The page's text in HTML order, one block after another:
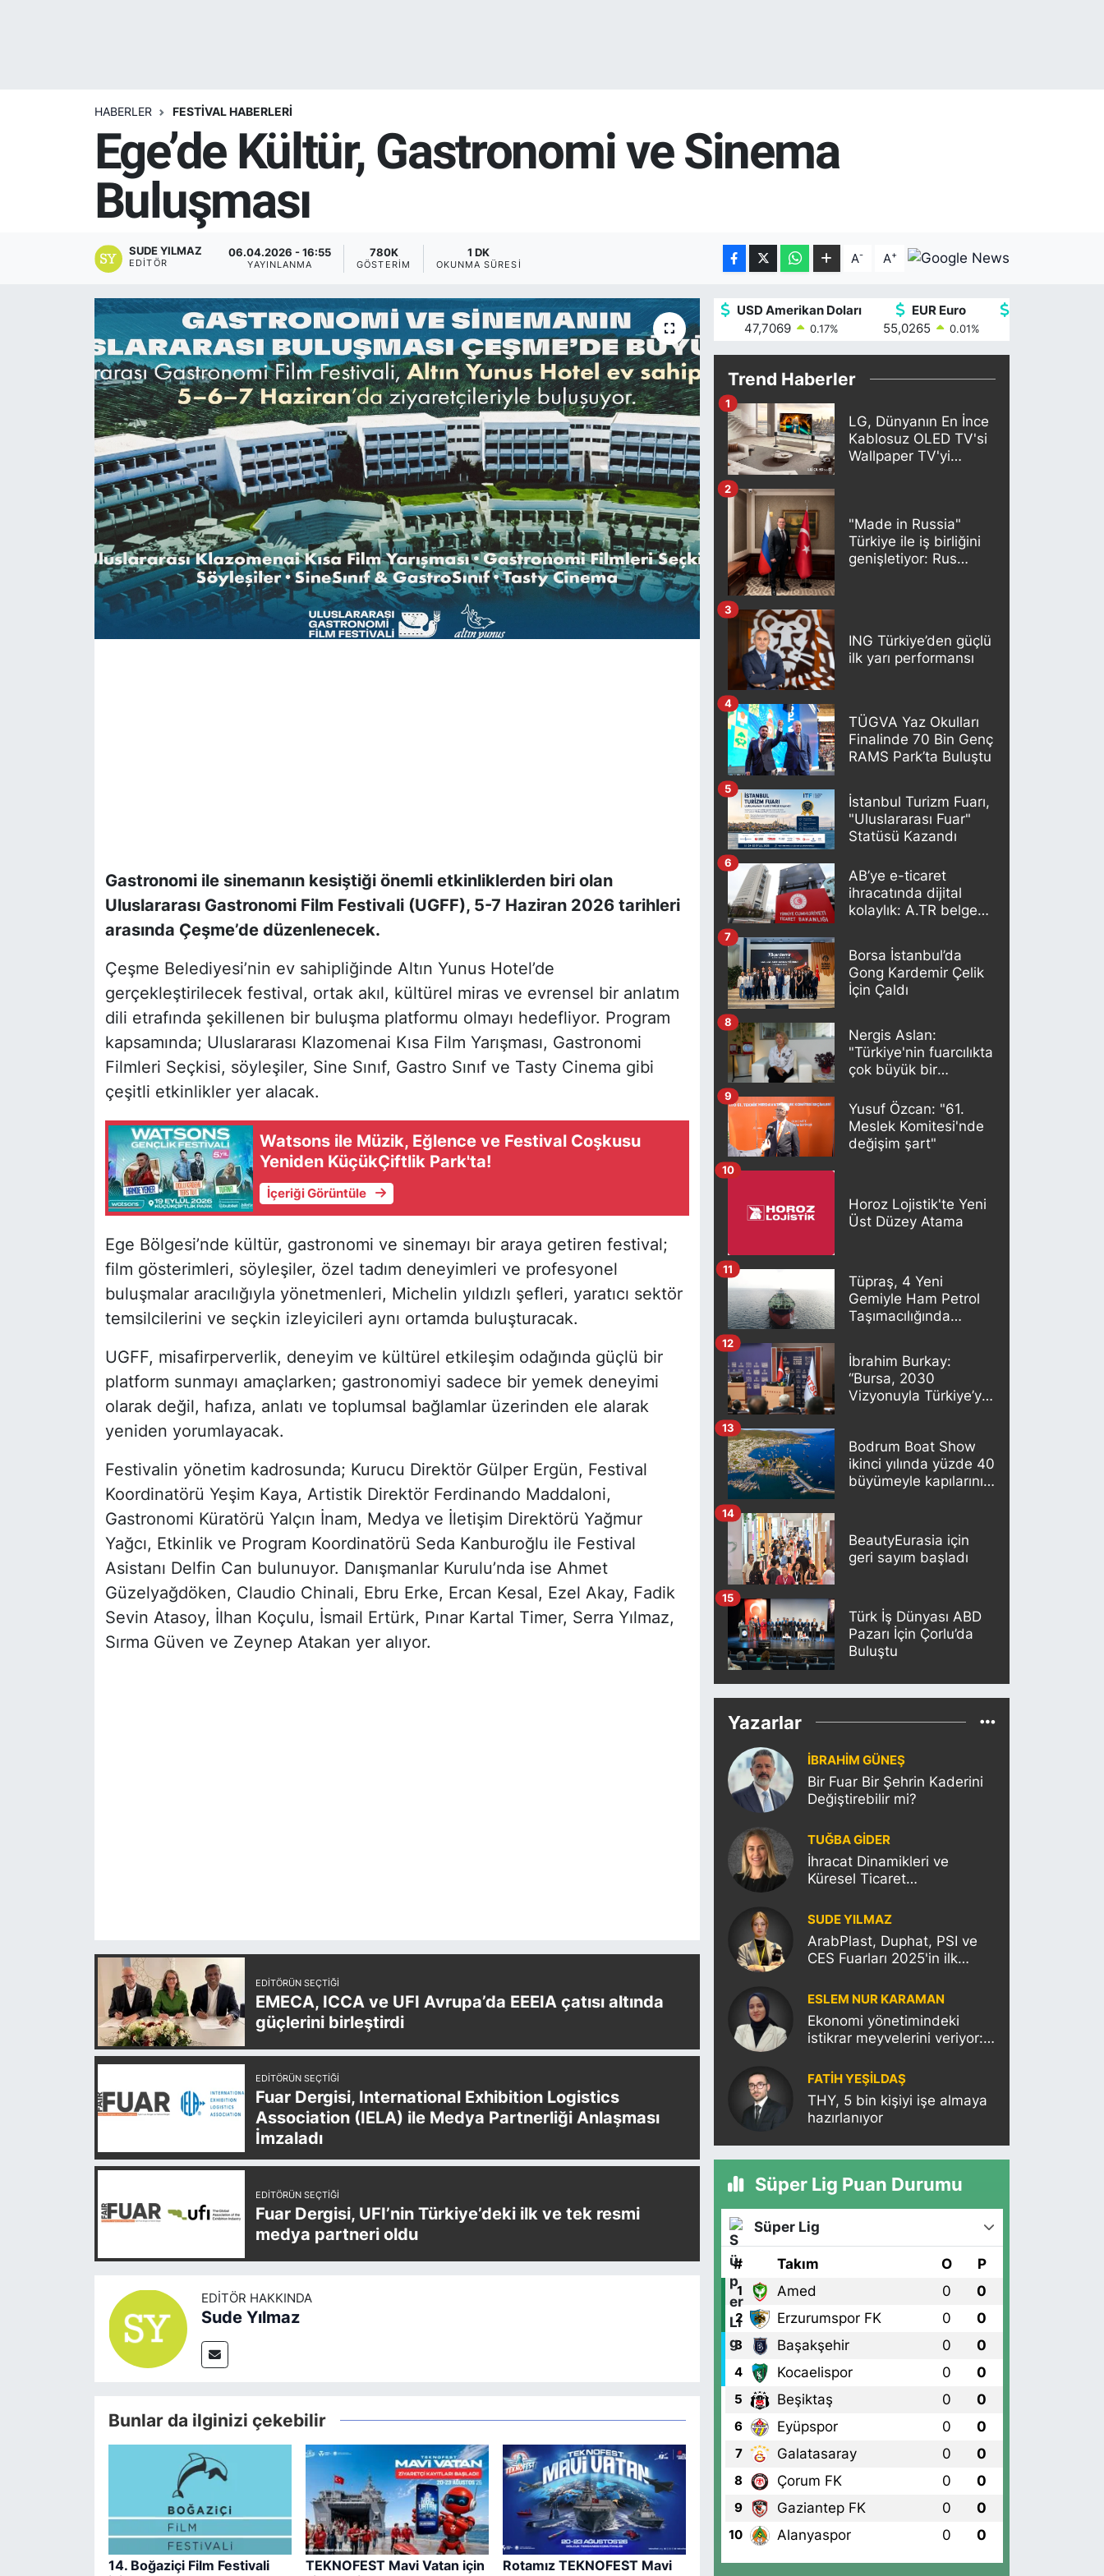
HABERLER FESTIVAL HABERLERI
Ege’de Kültür, Gastronomi ve Sinema
Buluşması
SUDE YILMAZ
EDITÖR
06.04.2026 - 16:55
YAYINLANMA
780K
GÖSTERIM
1 DK
OKUNMA SÜRESI A- A+
Gastronomi ile sinemanın kesiştiği önemli etkinliklerden biri olan
Uluslararası Gastronomi Film Festivali (UGFF), 5-7 Haziran 2026 tarihleri
arasında Çeşme’de düzenlenecek.
Çeşme Belediyesi’nin ev sahipliğinde Altın Yunus Hotel’de
gerçekleştirilecek festival, ortak akıl, kültürel miras ve evrensel bir anlatım
dili etrafında şekillenen bir buluşma platformu olmayı hedefliyor. Program
kapsamında; Uluslararası Klazomenai Kısa Film Yarışması, Gastronomi
Filmleri Seçkisi, söyleşiler, Sine Sınıf, Gastro Sınıf ve Tasty Cinema gibi
çeşitli etkinlikler yer alacak.
Watsons ile Müzik, Eğlence ve Festival Coşkusu
Yeniden KüçükÇiftlik Park'ta!
İçeriği Görüntüle
Ege Bölgesi’nde kültür, gastronomi ve sinemayı bir araya getiren festival;
film gösterimleri, söyleşiler, özel tadım deneyimleri ve profesyonel
buluşmalar aracılığıyla yönetmenleri, Michelin yıldızlı şefleri, yaratıcı sektör
temsilcilerini ve seçkin izleyicileri aynı ortamda buluşturacak.
UGFF, misafirperverlik, deneyim ve kültürel etkileşim odağında güçlü bir
platform sunmayı amaçlarken; gastronomiyi sadece bir yemek deneyimi
olarak değil, hafıza, anlatı ve toplumsal bağlamlar üzerinden ele alarak
yeniden yorumlayacak.
Festivalin yönetim kadrosunda; Kurucu Direktör Gülper Ergün, Festival
Koordinatörü Yeşim Kaya, Artistik Direktör Ferdinando Maddaloni,
Gastronomi Küratörü Yalçın İnam, Medya ve İletişim Direktörü Yağmur
Yağcı, Etkinlik ve Program Koordinatörü Seda Kanburoğlu ile Festival
Asistanı Delfin Can bulunuyor. Danışmanlar Kurulu’nda ise Ahmet
Güzelyağdöken, Claudio Chinali, Ebru Erke, Ercan Kesal, Ezel Akay, Fadik
Sevin Atasoy, İlhan Koçulu, İsmail Ertürk, Pınar Kartal Timer, Serra Yılmaz,
Sırma Güven ve Zeynep Atakan yer alıyor.
EDITÖRÜN SEÇTIĞI
EMECA, ICCA ve UFI Avrupa’da EEEIA çatısı altında
güçlerini birleştirdi
EDITÖRÜN SEÇTIĞI
Fuar Dergisi, International Exhibition Logistics
Association (IELA) ile Medya Partnerliği Anlaşması
İmzaladı
EDITÖRÜN SEÇTIĞI
Fuar Dergisi, UFI’nin Türkiye’deki ilk ve tek resmi
medya partneri oldu
EDITÖR HAKKINDA
Sude Yılmaz
Bunlar da ilginizi çekebilir
14. Boğaziçi Film Festivali
TEKNOFEST Mavi Vatan için
Rotamız TEKNOFEST Mavi
USD Amerikan Doları
47,7069
0.17%
EUR Euro
55,0265
0.01%
Trend Haberler
LG, Dünyanın En İnce
Kablosuz OLED TV'si
Wallpaper TV'yi
1
"Made in Russia"
Türkiye ile iş birliğini
genişletiyor: Rus
2
ING Türkiye’den güçlü
ilk yarı performansı
3
TÜGVA Yaz Okulları
Finalinde 70 Bin Genç
RAMS Park’ta Buluştu
4
İstanbul Turizm Fuarı,
"Uluslararası Fuar"
Statüsü Kazandı
5
AB’ye e-ticaret
ihracatında dijital
kolaylık: A.TR belgesi
oluşturuluyor
6
Borsa İstanbul’da
Gong Kardemir Çelik
İçin Çaldı
7
Nergis Aslan:
"Türkiye'nin fuarcılıkta
çok büyük bir
8
Yusuf Özcan: "61.
Meslek Komitesi'nde
değişim şart"
9
Horoz Lojistik'te Yeni
Üst Düzey Atama
10
Tüpraş, 4 Yeni
Gemiyle Ham Petrol
Taşımacılığında
11
İbrahim Burkay:
“Bursa, 2030
Vizyonuyla Türkiye’yi
12
Bodrum Boat Show
ikinci yılında yüzde 40
büyümeyle kapılarını
13
BeautyEurasia için
geri sayım başladı
14
Türk İş Dünyası ABD
Pazarı İçin Çorlu’da
Buluştu
15
Yazarlar
İBRAHİM GÜNEŞ
Bir Fuar Bir Şehrin Kaderini
Değiştirebilir mi?
TUĞBA GİDER
İhracat Dinamikleri ve
Küresel Ticaret
Etkisi
SUDE YILMAZ
ArabPlast, Duphat, PSI ve
CES Fuarları 2025'in ilk
vuracak
ESLEM NUR KARAMAN
Ekonomi yönetimindeki
istikrar meyvelerini veriyor:
notunu yükseltti!
FATIH YEŞİLDAŞ
THY, 5 bin kişiyi işe almaya
hazırlanıyor
Süper Lig Puan Durumu
Süper Lig
# Takım O P
1 Amed 0 0
2 Erzurumspor FK 0 0
3 Başakşehir 0 0
4 Kocaelispor 0 0
5 Beşiktaş 0 0
6 Eyüpspor 0 0
7 Galatasaray 0 0
8 Çorum FK 0 0
9 Gaziantep FK 0 0
10 Alanyaspor 0 0
SAVUNMA SANAYİ
FUAR HABERLERİ
FUAR TAKVİMİ
FESTİVAL HABERLERİ
FESTİVAL TAKVİMİ
KONGRE HABERLERİ
KONGRE TAKVİMİ
RÖPORTAJLAR
BİYOGRAFİLER